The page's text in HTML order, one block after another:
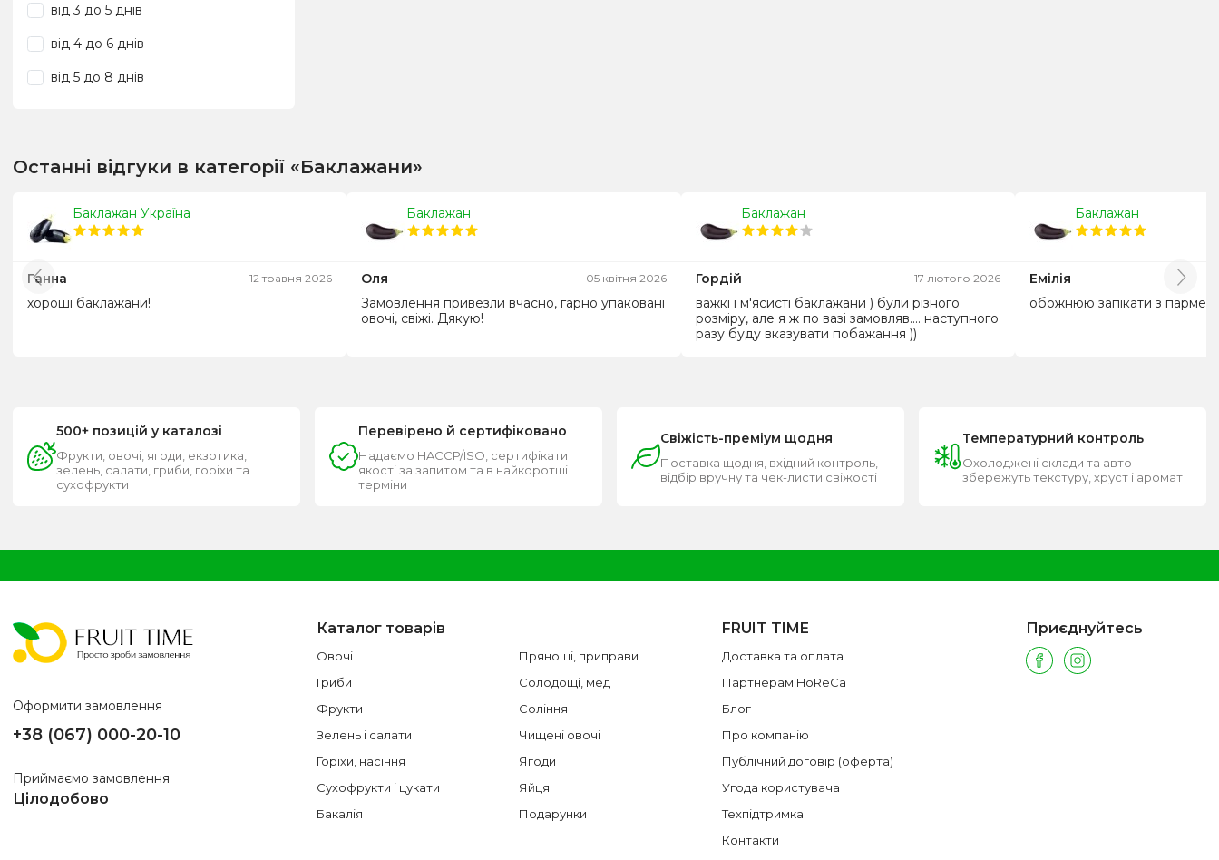
від 3 до 5 днів
від 4 до 6 днів
від 5 до 8 днів
Останні відгуки в категорії «Баклажани»
Баклажан Україна
Ганна 12 травня 2026
хороші баклажани!
Баклажан
Оля 05 квітня 2026
Замовлення привезли вчасно, гарно упаковані
овочі, свіжі. Дякую!
Баклажан
Гордій 17 лютого 2026
важкі і м'ясисті баклажани ) були різного
розміру, але я ж по вазі замовляв.... наступного
разу буду вказувати побажання ))
Баклажан
Емілія
обожнюю запікати з
500+ позицій у каталозі
Фрукти, овочі, ягоди, екзотика,
зелень, салати, гриби, горіхи та
сухофрукти
Перевірено й сертифіковано
Надаємо HACCP/ISO, сертифікати
якості за запитом та в найкоротші
терміни
Свіжість-преміум щодня
Поставка щодня, вхідний контроль,
відбір вручну та чек-листи свіжості
Температурний контроль
Охолоджені склади та авто
збережуть текстуру, хруст і аромат
Оформити замовлення
+38 (067) 000-20-10
Приймаємо замовлення
Цілодобово
Каталог товарів
Овочі
Гриби
Фрукти
Зелень і салати
Горіхи, насіння
Сухофрукти і цукати
Бакалія
Прянощі, приправи
Солодощі, мед
Соління
Чищені овочі
Ягоди
Яйця
Подарунки
FRUIT TIME
Доставка та оплата
Партнерам HoReCa
Блог
Про компанію
Публічний договір (оферта)
Угода користувача
Техпідтримка
Контакти
Приєднуйтесь